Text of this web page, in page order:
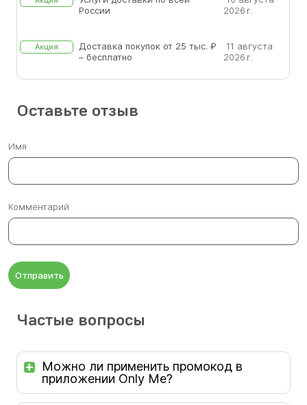
России
2026 г.
Акция
Доставка покупок от 25 тыс. ₽
– бесплатно
11 августа
2026 г.
Оставьте отзыв
Имя
Комментарий
Отправить
Частые вопросы
Можно ли применить промокод в
приложении Only Me?